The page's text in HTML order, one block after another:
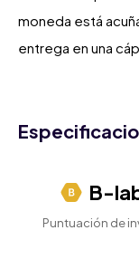
moneda está
entrega en una
B-
Puntuación de